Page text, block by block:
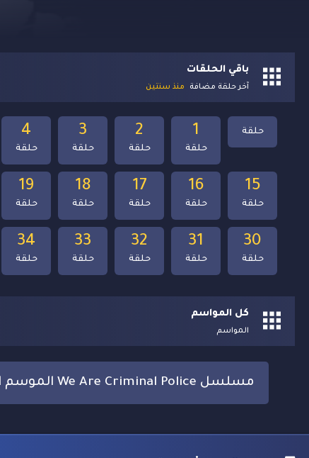
باقي الحلقات
آخر حلقة مضافة منذ سنتين
34
حلقة
33
حلقة
32
حلقة
31
حلقة
30
حلقة
19
حلقة
18
حلقة
17
حلقة
16
حلقة
15
حلقة
4
حلقة
3
حلقة
2
حلقة
1
حلقة
حلقة
كل المواسم
المواسم
مسلسل We Are Criminal Police الموسم الاول مترجم